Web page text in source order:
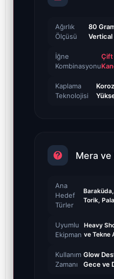
Ağırlık
Ölçüsü
80
Vertical
İğne
Kombinasyonu
Çift
Kaplama
Teknolojisi
Mera
Ana
Hedef
Türler
Torik,
Uyumlu
Ekipman
Heavy
ve Tekne
Kullanım
Zamanı
Glow
Gece ve